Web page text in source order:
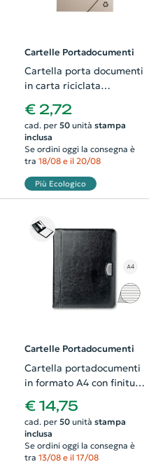
Cartelle Portadocumenti
Cartella porta documenti
in carta riciclata
€ 2,72
cad. per 50unità stampa
inclusa
Se ordini oggi la consegna è
tra 18/08 e il 20/08
Più Ecologico
Cartelle Portadocumenti
Cartella portadocumenti
in formato A4 con finiture
in metallo e blocco
appunti
€ 14,75
cad. per 50unità stampa
inclusa
Se ordini oggi la consegna è
tra 13/08 e il 17/08